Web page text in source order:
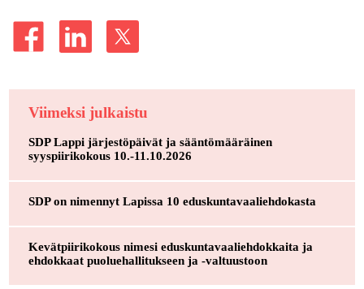
Viimeksi julkaistu
SDP Lappi järjestöpäivät ja sääntömääräinen
syyspiirikokous 10.-11.10.2026
SDP on nimennyt Lapissa 10 eduskuntavaaliehdokasta
Kevätpiirikokous nimesi eduskuntavaaliehdokkaita ja
ehdokkaat puoluehallitukseen ja -valtuustoon